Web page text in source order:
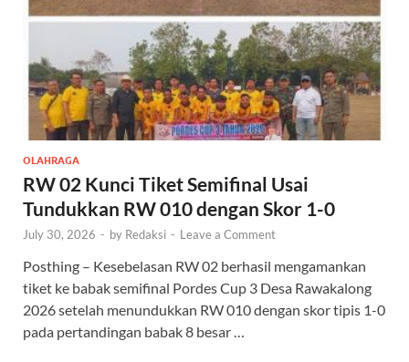
OLAHRAGA
RW 02 Kunci Tiket Semifinal Usai
Tundukkan RW 010 dengan Skor 1-0
July 30, 2026 - by Redaksi - Leave a Comment
Posthing – Kesebelasan RW 02 berhasil mengamankan
tiket ke babak semifinal Pordes Cup 3 Desa Rawakalong
2026 setelah menundukkan RW 010 dengan skor tipis 1-0
pada pertandingan babak 8 besar …